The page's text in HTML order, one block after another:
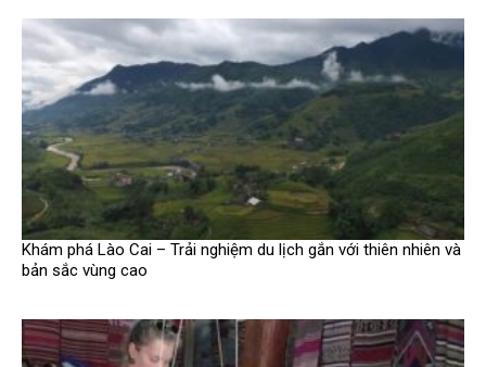
Khám phá Lào Cai – Trải nghiệm du lịch gắn với thiên nhiên và
bản sắc vùng cao